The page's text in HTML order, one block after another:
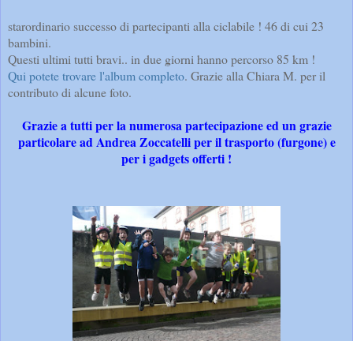
starordinario successo di partecipanti alla ciclabile ! 46 di cui 23
bambini.
Questi ultimi tutti bravi.. in due giorni hanno percorso 85 km !
Qui potete trovare l'album completo. Grazie alla Chiara M. per il
contributo di alcune foto.
Grazie a tutti per la numerosa partecipazione ed un grazie
particolare ad Andrea Zoccatelli per il trasporto (furgone) e
per i gadgets offerti !